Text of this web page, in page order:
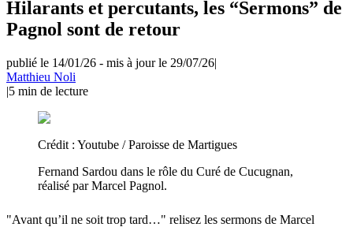
Hilarants et percutants, les “Sermons” de
Pagnol sont de retour
publié le 14/01/26 - mis à jour le 29/07/26|
Matthieu Noli
|5 min de lecture
Crédit : Youtube / Paroisse de Martigues
Fernand Sardou dans le rôle du Curé de Cucugnan,
réalisé par Marcel Pagnol.
"Avant qu’il ne soit trop tard…" relisez les sermons de Marcel